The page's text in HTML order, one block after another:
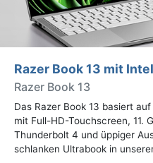
Razer Book 13 mit
Razer Book 13
Das Razer Book 13 basiert
mit Full-HD-Touchscreen, 11.
Thunderbolt 4 und üppiger
schlanken Ultrabook in